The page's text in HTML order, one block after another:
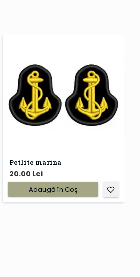
Petlite marina
20.00 Lei
Adaugă în Coş